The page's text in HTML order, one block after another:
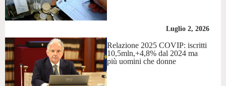
Luglio 2, 2026
Relazione 2025 COVIP: iscritti
10,5mln,+4,8% dal 2024 ma
più uomini che donne